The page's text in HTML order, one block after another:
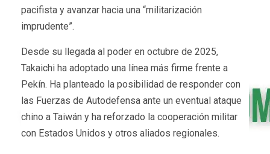
pacifista y avanzar hacia una “militarización
imprudente”.
Desde su llegada al poder en octubre de 2025,
Takaichi ha adoptado una línea más firme frente a
Pekín. Ha planteado la posibilidad de responder con
las Fuerzas de Autodefensa ante un eventual ataque
chino a Taiwán y ha reforzado la cooperación militar
con Estados Unidos y otros aliados regionales.